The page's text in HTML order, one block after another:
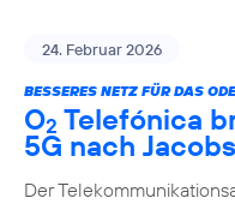
24. Februar 2026
BESSERES NETZ FÜR DAS
O2 Telefónica
5G nach
Der